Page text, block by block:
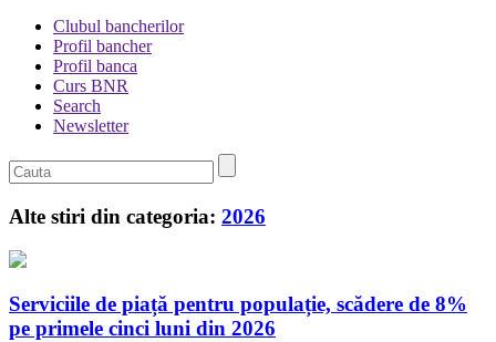
Clubul bancherilor
Profil bancher
Profil banca
Curs BNR
Search
Newsletter
Alte stiri din categoria: 2026
Serviciile de piață pentru populație, scădere de 8%
pe primele cinci luni din 2026